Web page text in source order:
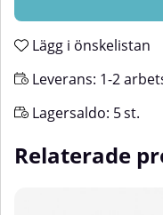
Lägg i önskelistan
Leverans: 1-2
Lagersaldo: 5st.
Relaterade